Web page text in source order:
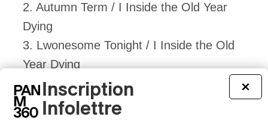
2. Autumn Term / I Inside the Old Year
Dying
3. Lwonesome Tonight / I Inside the Old
Year Dying
4. Seem an I / I Inside the Old Year Dying
5. The Nether-Edge / I Inside the Old
×
Inscription
Infolettre